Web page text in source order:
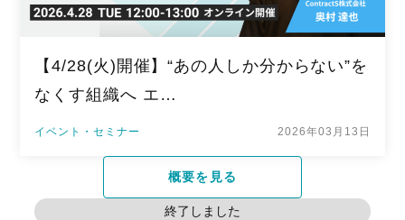
【4/28(火)開催】“あの人しか分からない”を
なくす組織へ エ…
イベント・セミナー 2026年03月13日
概要を見る
終了しました